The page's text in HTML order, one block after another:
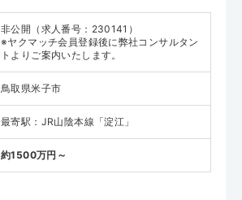
非公開（求人番号：230141）
※ヤクマッチ会員登録後に弊社コンサルタン
トよりご案内いたします。
鳥取県米子市
最寄駅：JR山陰本線「淀江」
約1500万円～